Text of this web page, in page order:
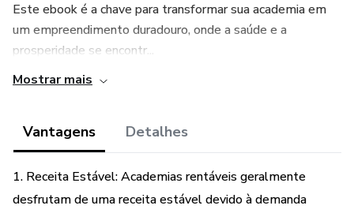
Este ebook é a chave para transformar sua academia em
um empreendimento duradouro, onde a saúde e a
prosperidade se encontr...
Mostrar mais
Vantagens Detalhes
1. Receita Estável: Academias rentáveis geralmente
desfrutam de uma receita estável devido à demanda